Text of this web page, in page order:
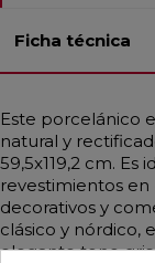
Ficha técnica
Este porcelánico
natural y
59,5x119,2 cm.
revestimientos en
decorativos y
clásico y nórdico,
elegante tono